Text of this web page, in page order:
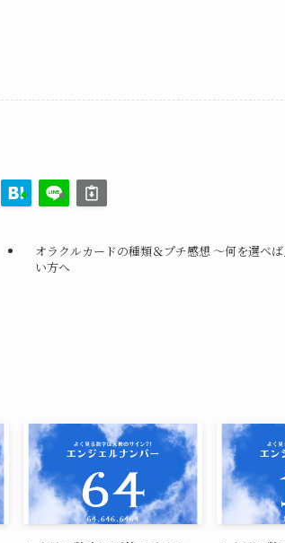
オラクルカードの種類＆プチ感想 ～何を選べ
い方へ